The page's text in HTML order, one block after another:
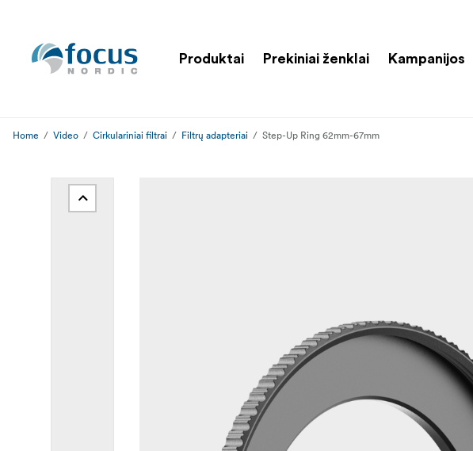
Produktai Prekiniai ženklai Kampanijos
Home Video Cirkulariniai filtrai Filtrų adapteriai Step-Up Ring 62mm-67mm